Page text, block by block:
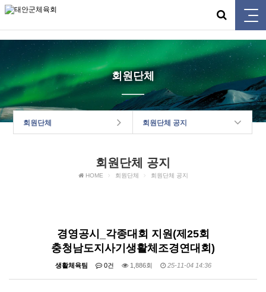
태안군체육회
회원단체
회원단체 회원단체 공지
회원단체 공지
HOME 회원단체 회원단체 공지
경영공시_각종대회 지원(제25회
충청남도지사기생활체조경연대회)
생활체육팀 0건 1,886회 25-11-04 14:36